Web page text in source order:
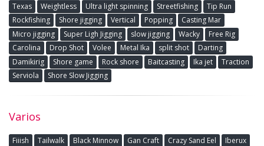
Texas
Weightless Ultra light spinning Streetfishing
Tip Run
Rockfishing
Shore jigging Vertical Popping
Casting Mar
Micro jigging
Super Ligh Jigging slow jigging Wacky
Free Rig
Carolina
Drop Shot Volee Metal Ika split shot
Darting
Damikirig
Shore game Rock shore Baitcasting Ika jet
Traction
Serviola
Shore Slow Jigging
Varios
Fiiish Tailwalk Black Minnow Gan Craft Crazy Sand Eel
Iberux